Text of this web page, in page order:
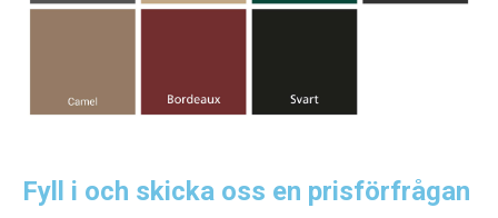
Fyll i och skicka oss en prisförfrågan